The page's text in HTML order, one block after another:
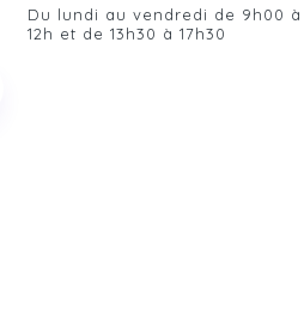
Du lundi au vendredi de 9h00 à
12h et de 13h30 à 17h30